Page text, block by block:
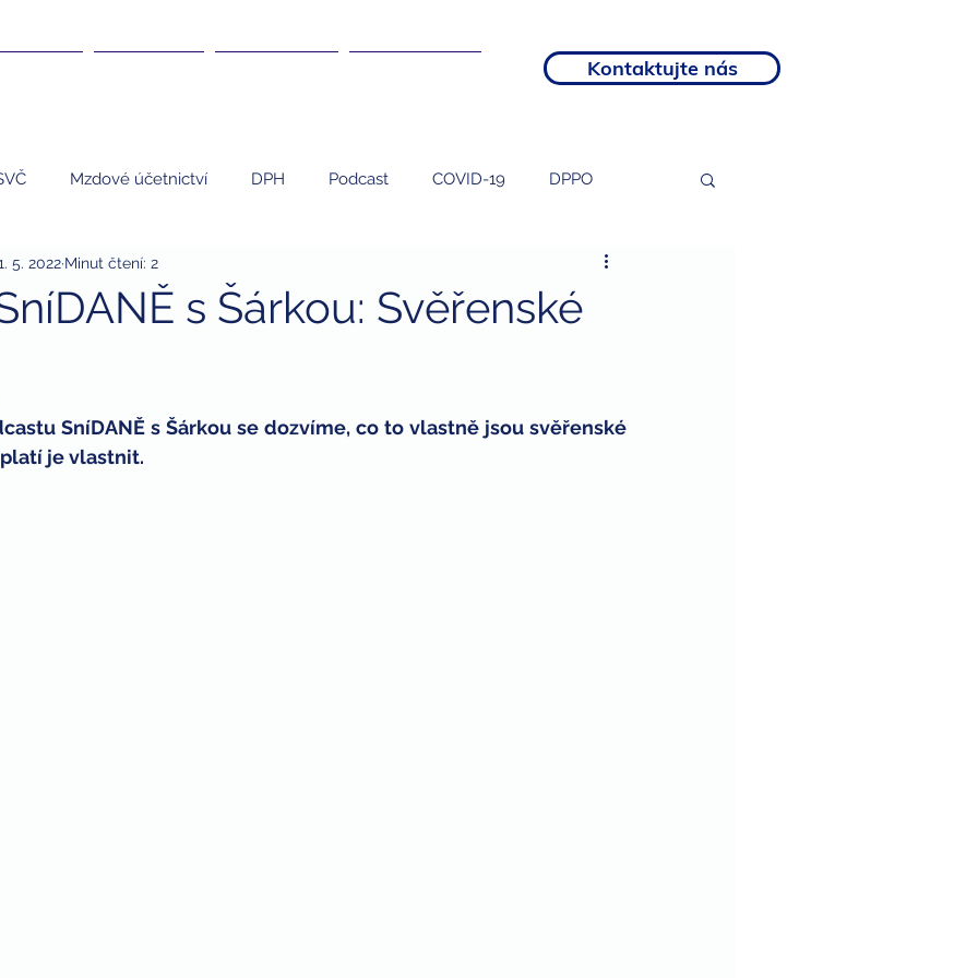
Kontaktujte nás
Mzdové účetnictví DPH Podcast COVID-19 DPPO
EET Umělci podnikatelé
dary dary a daně daňová uznatelnost darů zdravotní postižení
s Šárkou: Svěřenské
5. 2022 Minut čtení: 2
SníDANĚ s Šárkou se dozvíme, co to vlastně jsou svěřenské
je vlastnit.